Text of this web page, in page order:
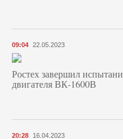
09:04 22.05.2023
Ростех завершил
двигателя ВК-1600В
20:28 16.04.2023